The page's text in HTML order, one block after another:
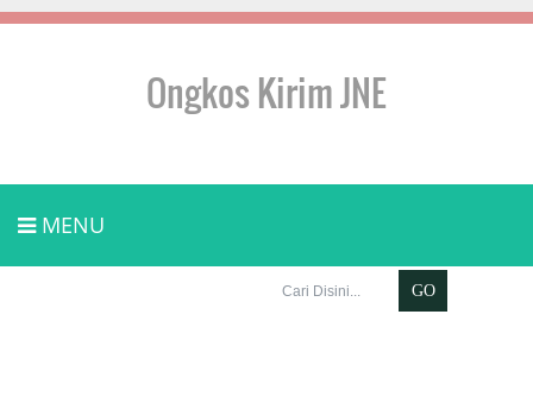
Ongkos Kirim JNE
MENU